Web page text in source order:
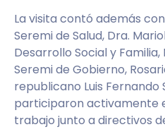
La visita contó además
Seremi de Salud, Dra.
Desarrollo Social y
Seremi de Gobierno,
republicano Luis Fernando
participaron activamente
trabajo junto a directivos